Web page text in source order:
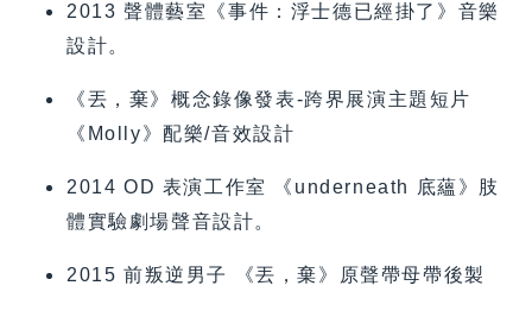
2013 聲體藝室《事件：浮士德已經掛了》音樂
設計。
《丟，棄》概念錄像發表-跨界展演主題短片
《Molly》配樂/音效設計
2014 OD 表演工作室 《underneath 底蘊》肢
體實驗劇場聲音設計。
2015 前叛逆男子 《丟，棄》原聲帶母帶後製